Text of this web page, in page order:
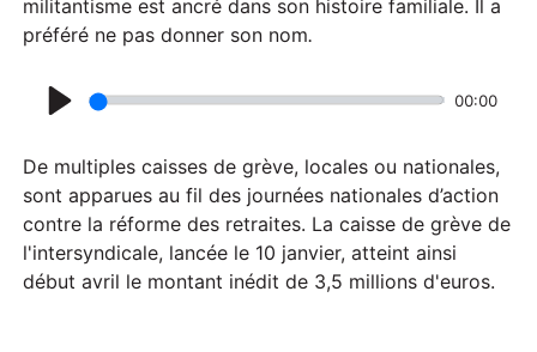
militantisme est ancré dans son histoire familiale. Il a
préféré ne pas donner son nom.
l
a
y
00:00
De multiples caisses de grève, locales ou nationales,
sont apparues au fil des journées nationales d’action
contre la réforme des retraites. La caisse de grève de
l'intersyndicale, lancée le 10 janvier, atteint ainsi
début avril le montant inédit de 3,5 millions d'euros.